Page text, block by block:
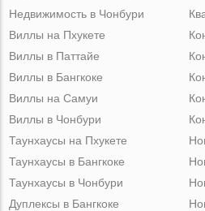
Недвижимость в Чонбури
Виллы на Пхукете
Виллы в Паттайе
Виллы в Бангкоке
Виллы на Самуи
Виллы в Чонбури
Таунхаусы на Пхукете
Таунхаусы в Бангкоке
Таунхаусы в Чонбури
Дуплексы в Бангкоке